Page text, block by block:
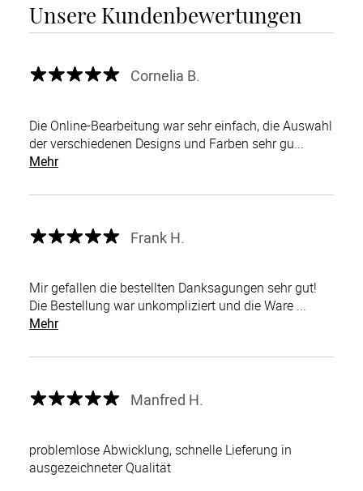
Unsere Kundenbewertungen
Cornelia B.
Die Online-Bearbeitung war sehr einfach, die Auswahl
der verschiedenen Designs und Farben sehr gu...
Mehr
Frank H.
Mir gefallen die bestellten Danksagungen sehr gut!
Die Bestellung war unkompliziert und die Ware ...
Mehr
Manfred H.
problemlose Abwicklung, schnelle Lieferung in
ausgezeichneter Qualität